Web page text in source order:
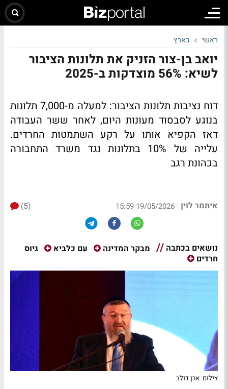
ראשי בארץ
יואב בן-צור הזניק את תלונות הציבור
לשיא: 56% מוצדקות ב-2025
דוח נציבות תלונות הציבור: למעלה מ-7,000 תלונות
בנוגע לסבסוד מעונות היום, לאחר ששר העבודה
דאז הקפיא אותו על רקע השתמטות החרדים.
עלייה של 10% בתלונות נגד משרד התחבורה
בכהונת רגב
איתמר לוין |
19/05/2026 15:59
(5)
נושאים בכתבה מבקר המדינה עם כלביא
גיוס
חרדים
צילום: ארן דולב